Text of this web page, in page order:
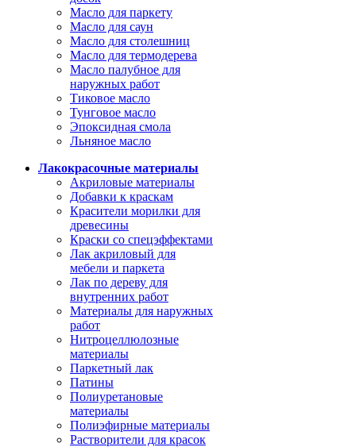
Масло для паркету
Масло для саун
Масло для столешниц
Масло для термодерева
Масло палубное для
наружных работ
Тиковое масло
Тунговое масло
Эпоксидная смола
Льняное масло
Лакокрасочные материалы
Акриловые материалы
Добавки к краскам
Красители морилки для
древесины
Краски со спецэффектами
Лак акриловый для
мебели и паркета
Лак по дереву для
внутренних работ
Материалы для наружных
работ
Нитроцеллюлозные
материалы
Паркетный лак
Патины
Полиуретановые
материалы
Полиэфирные материалы
Растворители для красок